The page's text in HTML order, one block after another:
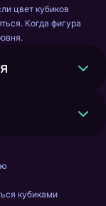
цвет кубиков
Когда фигура
кубиками